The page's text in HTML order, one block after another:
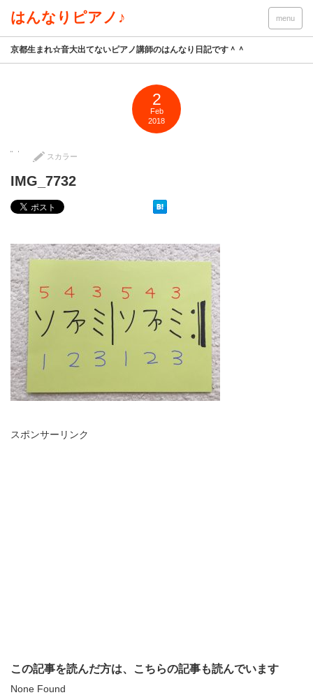
はんなりピアノ♪ menu
京都生まれ☆音大出てないピアノ講師のはんなり日記です＾＾
2
Feb
2018
スカラー
IMG_7732
スポンサーリンク
この記事を読んだ方は、こちらの記事も読んでいます
None Found